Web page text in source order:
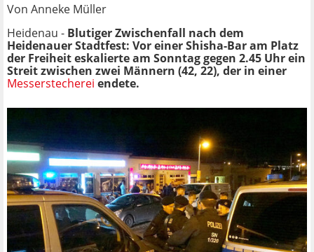
Von Anneke Müller
Heidenau - Blutiger Zwischenfall nach dem
Heidenauer Stadtfest: Vor einer Shisha-Bar am Platz
der Freiheit eskalierte am Sonntag gegen 2.45 Uhr ein
Streit zwischen zwei Männern (42, 22), der in einer
Messerstecherei endete.